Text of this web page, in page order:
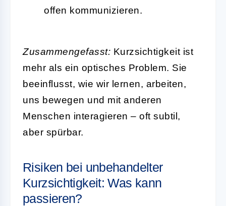
offen kommunizieren.
Zusammengefasst: Kurzsichtigkeit ist
mehr als ein optisches Problem. Sie
beeinflusst, wie wir lernen, arbeiten,
uns bewegen und mit anderen
Menschen interagieren – oft subtil,
aber spürbar.
Risiken bei unbehandelter
Kurzsichtigkeit: Was kann
passieren?